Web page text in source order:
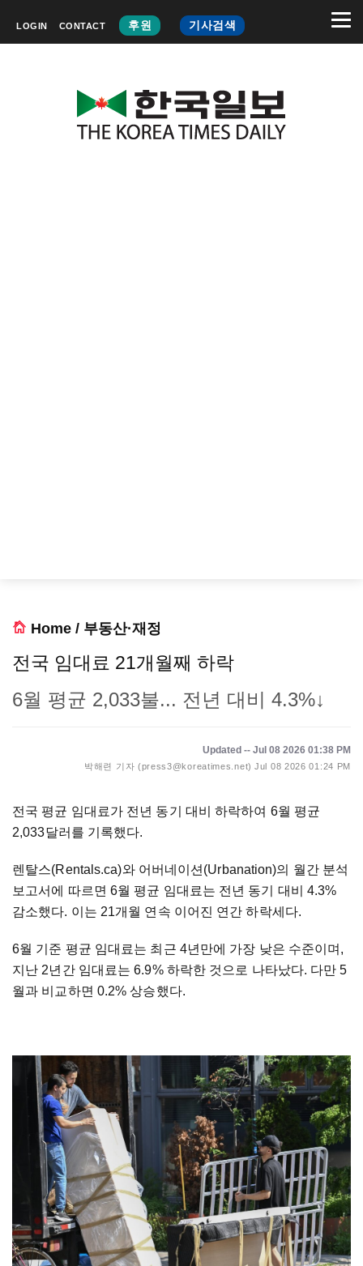
LOGIN CONTACT 후원 기사검색
Home / 부동산·재정
전국 임대료 21개월째 하락
6월 평균 2,033불... 전년 대비 4.3%↓
Updated -- Jul 08 2026 01:38 PM
박해련 기자 (press3@koreatimes.net) Jul 08 2026 01:24 PM
전국 평균 임대료가 전년 동기 대비 하락하여 6월 평균
2,033달러를 기록했다.
렌탈스(Rentals.ca)와 어버네이션(Urbanation)의 월간 분석
보고서에 따르면 6월 평균 임대료는 전년 동기 대비 4.3%
감소했다. 이는 21개월 연속 이어진 연간 하락세다.
6월 기준 평균 임대료는 최근 4년만에 가장 낮은 수준이며,
지난 2년간 임대료는 6.9% 하락한 것으로 나타났다. 다만 5
월과 비교하면 0.2% 상승했다.